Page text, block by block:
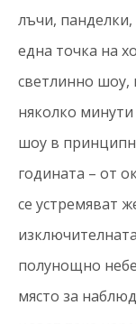
лъчи,
една точка на
светлинно
няколко
шоу в
годината – от
се устремяват
полунощно
място за